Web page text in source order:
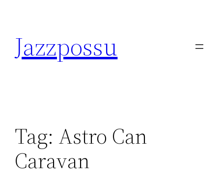
content
Jazzpossu
Tag: Astro Can
Caravan